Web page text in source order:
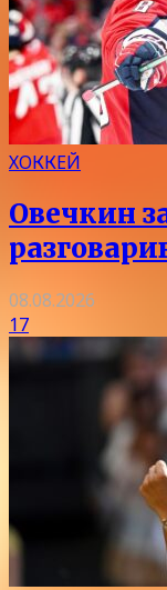
ХОККЕЙ
Овечкин
08.08.2026
17